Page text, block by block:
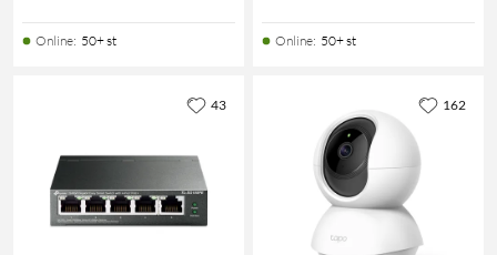
Online: 50+ st Online: 50+ st
43 162